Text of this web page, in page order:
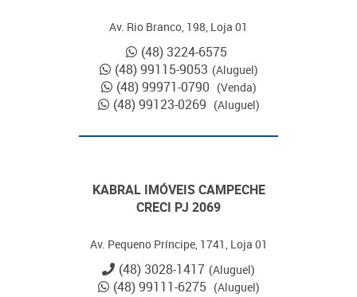
Av. Rio Branco, 198, Loja 01
(48) 3224-6575
(48) 99115-9053 (Aluguel)
(48) 99971-0790 (Venda)
(48) 99123-0269 (Aluguel)
KABRAL IMÓVEIS CAMPECHE
CRECI PJ 2069
Av. Pequeno Príncipe, 1741, Loja 01
(48) 3028-1417 (Aluguel)
(48) 99111-6275 (Aluguel)